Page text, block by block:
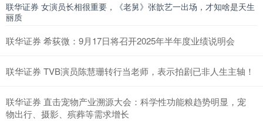
联华证券 女演员长相很重要，《老舅》张歆艺一出场，才知啥是天生
丽质
联华证券 希荻微：9月17日将召开2025年半年度业绩说明会
联华证券 TVB演员陈慧珊转行当老师，表示拍剧已非人生主轴！
联华证券 直击宠物产业溯源大会：科学性功能粮趋势明显，宠
物出行、摄影、殡葬等需求增长